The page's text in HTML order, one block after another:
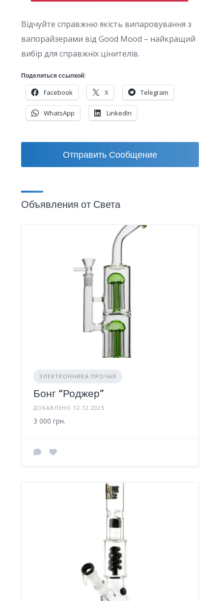
Відчуйте справжню якість випаровування з
вапорайзерами від Good Mood – найкращий
вибір для справжніх цінителів.
Поделиться ссылкой:
Facebook X Telegram
WhatsApp LinkedIn
Отправить Сообщение
Объявления от Света
ЭЛЕКТРОННИКА ПРОЧАЯ
Бонг “Роджер”
ДОБАВЛЕНО 12.12.2025
3 000 грн.